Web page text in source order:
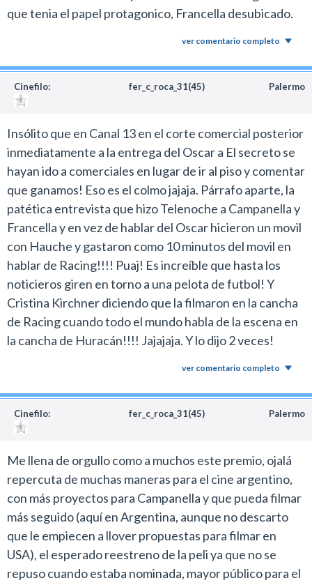
que tenia el papel protagonico, Francella desubicado.
ver comentario completo
Cinefilo: fer_c_roca_31(45) Palermo
Insólito que en Canal 13 en el corte comercial posterior
inmediatamente a la entrega del Oscar a El secreto se
hayan ido a comerciales en lugar de ir al piso y comentar
que ganamos! Eso es el colmo jajaja. Párrafo aparte, la
patética entrevista que hizo Telenoche a Campanella y
Francella y en vez de hablar del Oscar hicieron un movil
con Hauche y gastaron como 10 minutos del movil en
hablar de Racing!!!! Puaj! Es increíble que hasta los
noticieros giren en torno a una pelota de futbol! Y
Cristina Kirchner diciendo que la filmaron en la cancha
de Racing cuando todo el mundo habla de la escena en
la cancha de Huracán!!!! Jajajaja. Y lo dijo 2 veces!
ver comentario completo
Cinefilo: fer_c_roca_31(45) Palermo
Me llena de orgullo como a muchos este premio, ojalá
repercuta de muchas maneras para el cine argentino,
con más proyectos para Campanella y que pueda filmar
más seguido (aquí en Argentina, aunque no descarto
que le empiecen a llover propuestas para filmar en
USA), el esperado reestreno de la peli ya que no se
repuso cuando estaba nominada, mayor público para el